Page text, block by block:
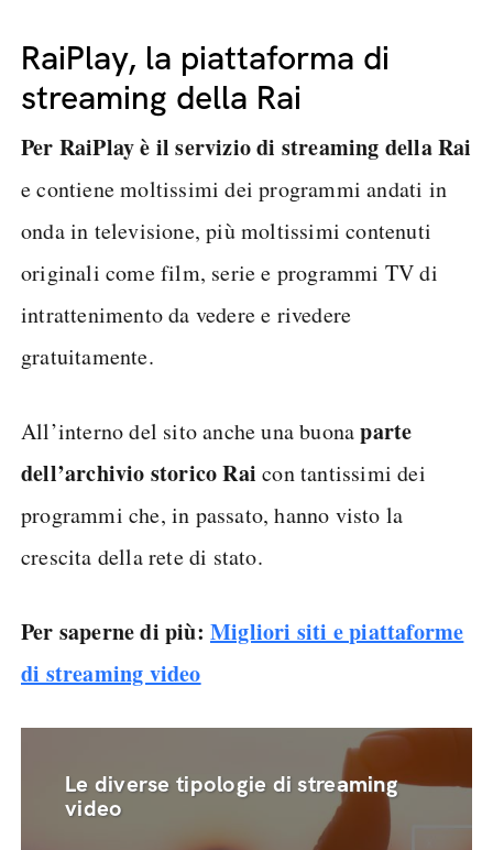
RaiPlay, la piattaforma di
streaming della Rai
Per RaiPlay è il servizio di streaming della Rai
e contiene moltissimi dei programmi andati in
onda in televisione, più moltissimi contenuti
originali come film, serie e programmi TV di
intrattenimento da vedere e rivedere
gratuitamente.
All’interno del sito anche una buonaparte
dell’archivio storico Rai con tantissimi dei
programmi che, in passato, hanno visto la
crescita della rete di stato.
Per saperne di più: Migliori siti e piattaforme
di streaming video
Le diverse tipologie di streaming
video